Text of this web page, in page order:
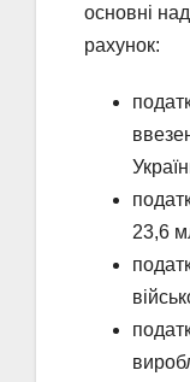
основні
рахунок:
23,6